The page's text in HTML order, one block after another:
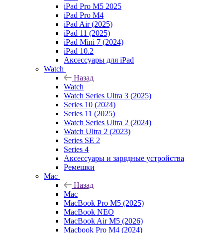
iPad Pro M5 2025
iPad Pro M4
iPad Air (2025)
iPad 11 (2025)
iPad Mini 7 (2024)
iPad 10.2
Аксессуары для iPad
Watch
Назад
Watch
Watch Series Ultra 3 (2025)
Series 10 (2024)
Series 11 (2025)
Watch Series Ultra 2 (2024)
Watch Ultra 2 (2023)
Series SE 2
Series 4
Аксессуары и зарядные устройства
Ремешки
Mac
Назад
Mac
MacBook Pro M5 (2025)
MacBook NEO
MacBook Air M5 (2026)
Macbook Pro M4 (2024)